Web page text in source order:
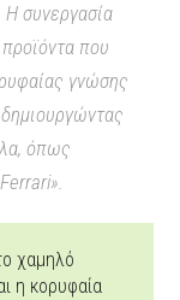
συνεργασία
που
γνώσης
όπως
χαμηλό
η κορυφαία